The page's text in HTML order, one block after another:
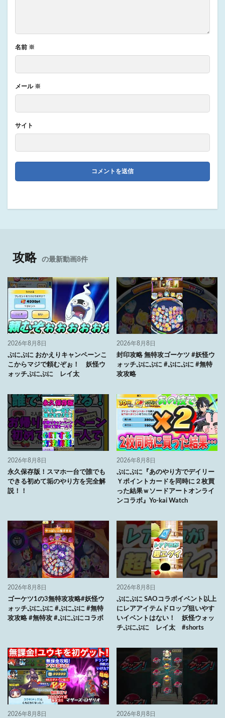
名前 ※
メール ※
サイト
攻略 の最新動画8件
2026年8月8日
ぷにぷに おかえりキャンペーンこ
こからマジで頼むぞぉ！ 妖怪ウ
ォッチぷにぷに レイ太
2026年8月8日
封印攻略 無特攻ゴーケツ #妖怪ウ
ォッチぷにぷに #ぷにぷに #無特
攻攻略
2026年8月8日
永久保存版！スマホ一台で誰でも
できる初めて垢のやり方を完全解
説！！
2026年8月8日
ぷにぷに『あのやり方でデイリー
Ｙポイントカードを同時に２枚買
った結果ｗソードアートオンライ
ンコラボ』Yo-kai Watch
2026年8月8日
ゴーケツ1の3無特攻攻略#妖怪ウ
ォッチぷにぷに #ぷにぷに #無特
攻攻略 #無特攻 #ぷにぷにコラボ
2026年8月8日
ぷにぷに SAOコラボイベント以上
にレアアイテムドロップ狙いやす
いイベントはない！ 妖怪ウォッ
チぷにぷに レイ太 #shorts
2026年8月8日 2026年8月8日